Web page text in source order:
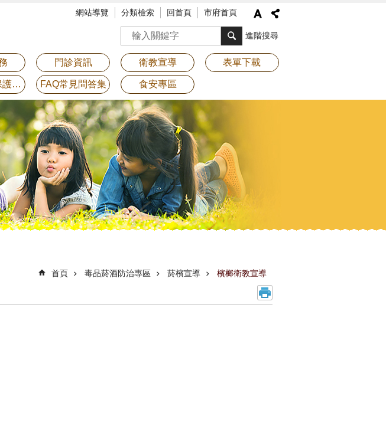
網站導覽 分類檢索 回首頁 市府首頁
搜尋 進階搜尋
門診資訊 衛教宣導 表單下載
個人資料保護專區 FAQ常見問答集 食安專區
首頁 毒品菸酒防治專區 菸檳宣導 檳榔衛教宣導